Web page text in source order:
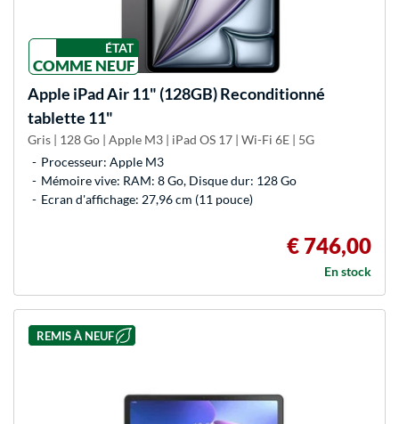
ÉTAT
COMME NEUF
Apple iPad Air 11" (128GB) Reconditionné
tablette 11"
Gris | 128 Go | Apple M3 | iPad OS 17 | Wi-Fi 6E | 5G
Processeur: Apple M3
Mémoire vive: RAM: 8 Go, Disque dur: 128 Go
Ecran d'affichage: 27,96 cm (11 pouce)
€ 746,00
En stock
REMIS À NEUF